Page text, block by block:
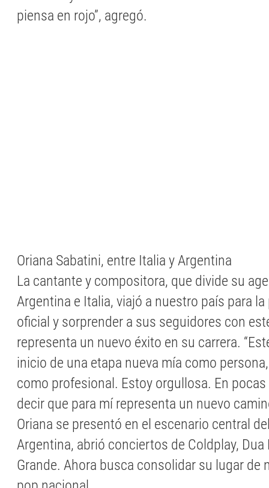
piensa en rojo”, agregó.
Oriana Sabatini, entre Italia y Argentina
La cantante y compositora, que divide su
Argentina e Italia, viajó a nuestro país para
oficial y sorprender a sus seguidores con
representa un nuevo éxito en su carrera.
inicio de una etapa nueva mía como
como profesional. Estoy orgullosa. En
decir que para mí representa un nuevo
Oriana se presentó en el escenario central
Argentina, abrió conciertos de Coldplay, Dua
Grande. Ahora busca consolidar su lugar de